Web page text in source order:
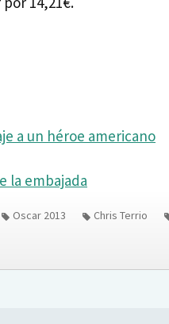
a un héroe americano
la embajada
Oscar 2013 Chris Terrio